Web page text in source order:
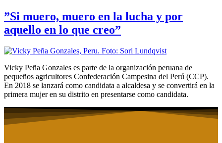
”Si muero, muero en la lucha y por
aquello en lo que creo”
Vicky Peña Gonzales es parte de la organización peruana de
pequeños agricultores Confederación Campesina del Perú (CCP).
En 2018 se lanzará como candidata a alcaldesa y se convertirá en la
primera mujer en su distrito en presentarse como candidata.